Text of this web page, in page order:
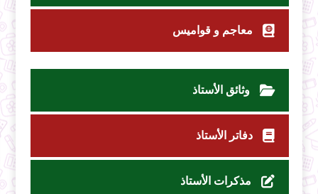
معاجم و قواميس
وثائق الأستاذ
دفاتر الأستاذ
مذكرات الأستاذ